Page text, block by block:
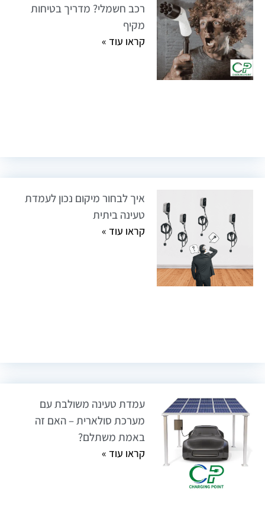
רכב חשמלי? מדריך בטיחות
מקיף
קראו עוד »
איך לבחור מיקום נכון לעמדת
טעינה ביתית
קראו עוד »
עמדת טעינה משולבת עם
מערכת סולארית – האם זה
באמת משתלם?
קראו עוד »